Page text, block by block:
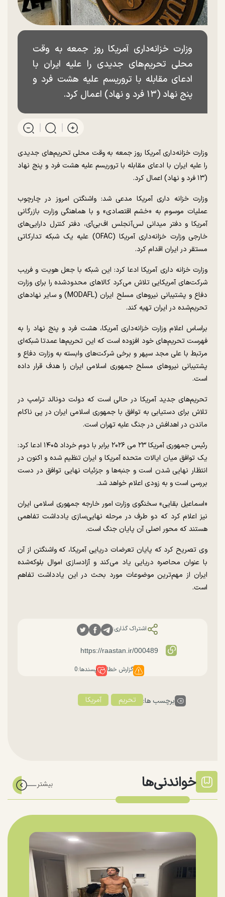
وزارت خزانه‌داری آمریکا روز جمعه به وقت
محلی تحریم‌های جدیدی را علیه ایران با
ادعای مقابله با تروریسم علیه هشت فرد و
پنج نهاد (۱۳ فرد و نهاد) اعمال کرد.
وزارت خزانه‌داری آمریکا روز جمعه به وقت محلی تحریم‌های جدیدی
را علیه ایران با ادعای مقابله با تروریسم علیه هشت فرد و پنج نهاد
(۱۳ فرد و نهاد) اعمال کرد.
وزارت خزانه داری آمریکا مدعی شد: واشنگتن امروز در چارچوب
عملیات موسوم به «خشم اقتصادی» و با هماهنگی وزارت بازرگانی
آمریکا و دفتر میدانی لس‌آنجلس اف‌بی‌آی، دفتر کنترل دارایی‌های
خارجی وزارت خزانه‌داری آمریکا (OFAC) علیه یک شبکه تدارکاتی
مستقر در ایران اقدام کرد.
وزارت خزانه داری آمریکا ادعا کرد: این شبکه با جعل هویت و فریب
شرکت‌های آمریکایی تلاش می‌کرد کالا‌های محدودشده را برای وزارت
دفاع و پشتیبانی نیرو‌های مسلح ایران (MODAFL) و سایر نهاد‌های
تحریم‌شده در ایران تهیه کند.
براساس اعلام وزارت خزانه‌داری آمریکا، هشت فرد و پنج نهاد را به
فهرست تحریم‌های خود افزوده است که این تحریم‌ها عمدتا شبکه‌ای
مرتبط با علی مجد سپهر و برخی شرکت‌های وابسته به وزارت دفاع و
پشتیبانی نیرو‌های مسلح جمهوری اسلامی ایران را هدف قرار داده
است.
تحریم‌های جدید آمریکا در حالی است که دولت دونالد ترامپ در
تلاش برای دستیابی به توافق با جمهوری اسلامی ایران در پی ناکام
ماندن در اهدافش در جنگ علیه تهران است.
رئیس جمهوری آمریکا ۲۳ می ۲۰۲۶ برابر با دوم خرداد ۱۴۰۵ ادعا کرد:
یک توافق میان ایالات متحده آمریکا و ایران تنظیم شده و اکنون در
انتظار نهایی شدن است و جنبه‌ها و جزئیات نهایی توافق در دست
بررسی است و به زودی اعلام خواهد شد.
«اسماعیل بقایی» سخنگوی وزارت امور خارجه جمهوری اسلامی ایران
نیز اعلام کرد که دو طرف در مرحله نهایی‌سازی یادداشت تفاهمی
هستند که محور اصلی آن پایان جنگ است.
وی تصریح کرد که پایان تعرضات دریایی آمریکا، که واشنگتن از آن
با عنوان محاصره دریایی یاد می‌کند و آزادسازی اموال بلوکه‌شده
ایران از مهم‌ترین موضوعات مورد بحث در این یادداشت تفاهم
است.
اشتراک گذاری:
گزارش خطا پسندها:0
برچسب ها: تحریم آمریکا
خواندنی‌ها